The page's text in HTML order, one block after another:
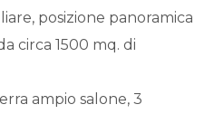
posizione panoramica
circa 1500 mq. di
ampio salone, 3